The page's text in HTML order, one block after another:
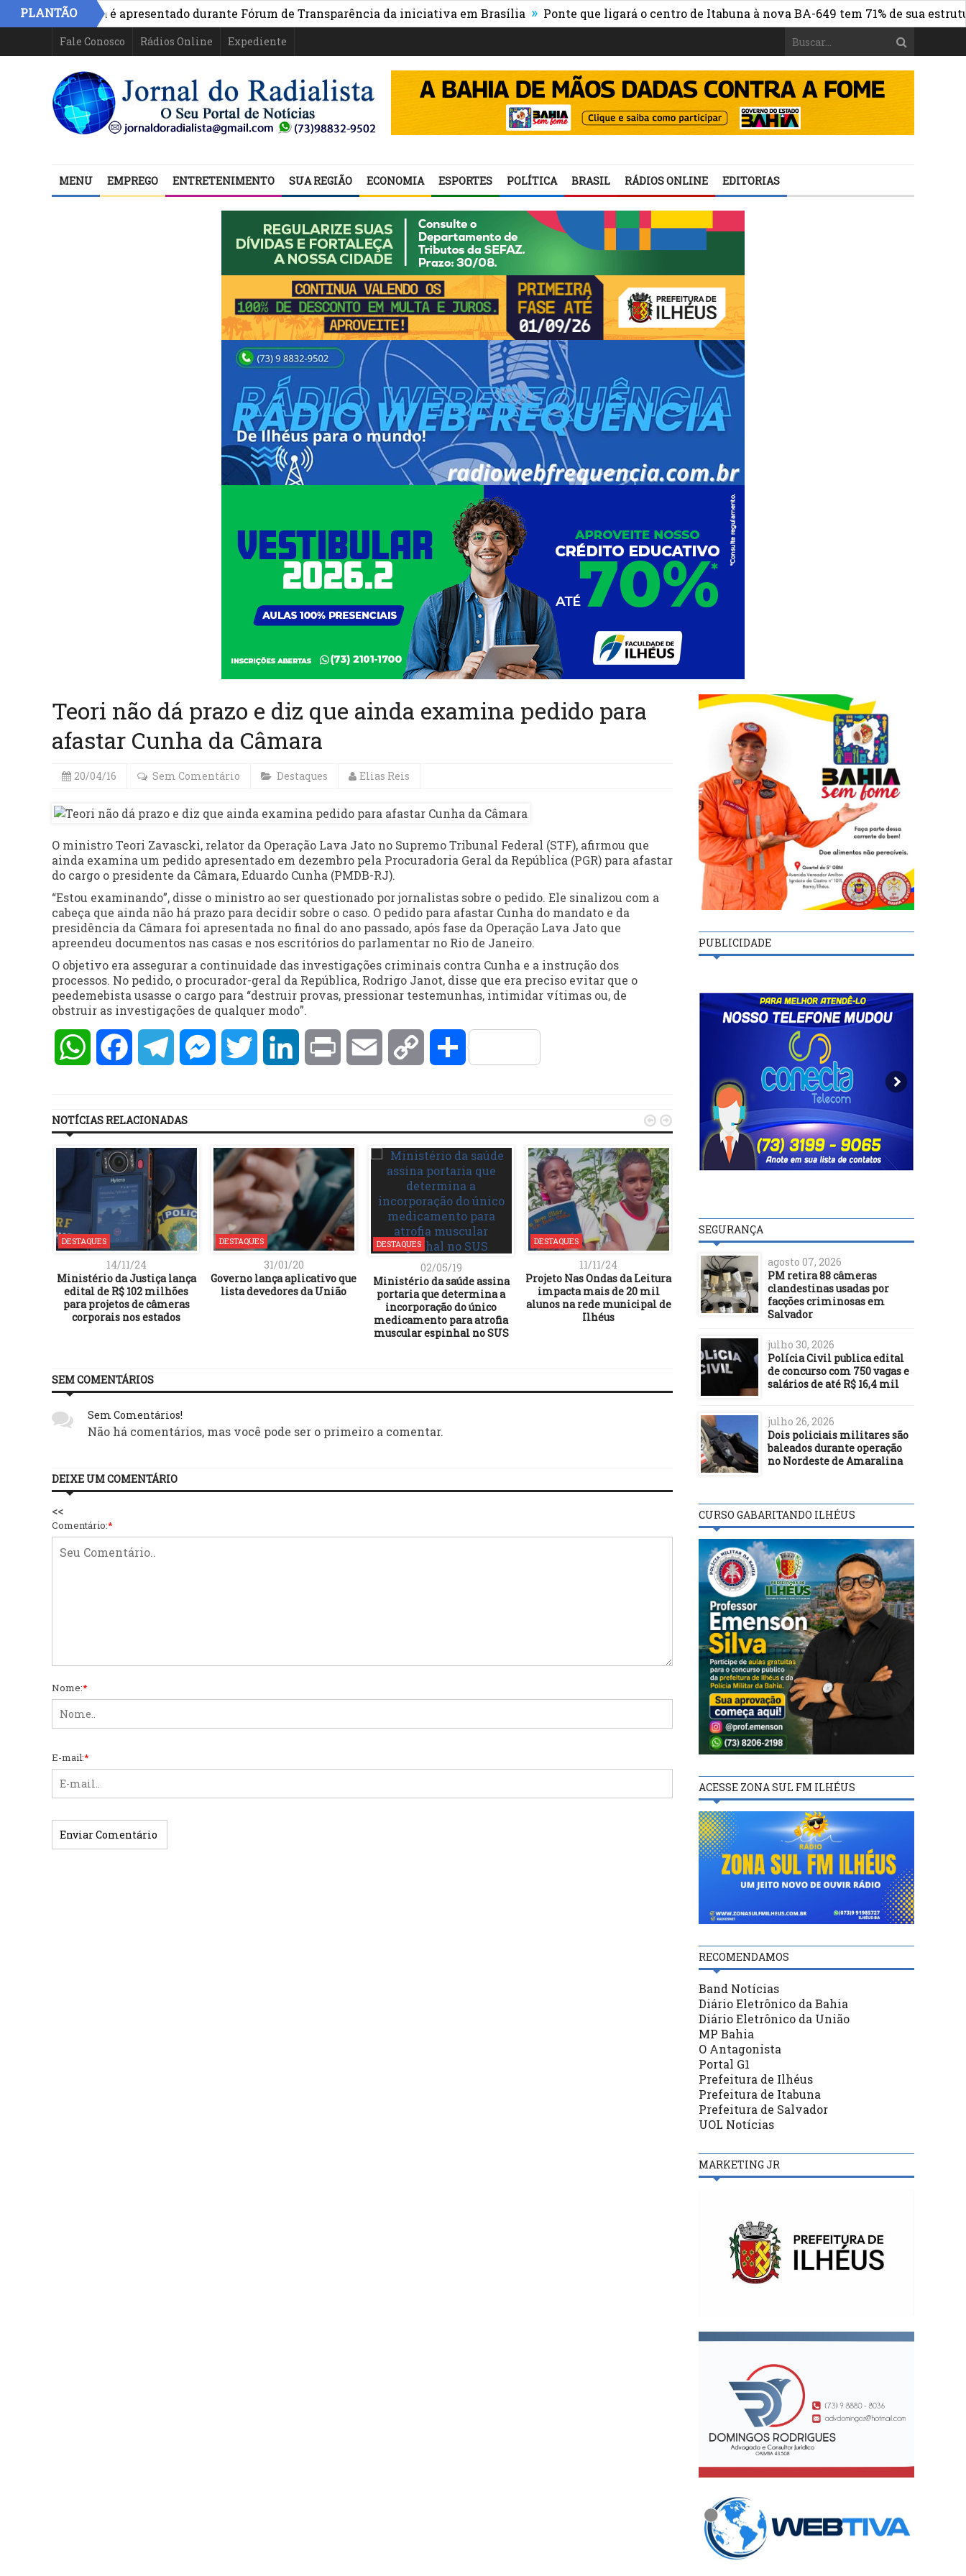
PLANTÃO
na Bahia é apresentado durante Fórum de Transparência da iniciativa em Brasília » Ponte que ligará o centro de Itabuna à nova BA-649 tem 71% de sua estrutura
Fale Conosco Rádios Online Expediente
MENU EMPREGO ENTRETENIMENTO SUA REGIÃO ECONOMIA ESPORTES POLÍTICA BRASIL RÁDIOS ONLINE EDITORIAS
Teori não dá prazo e diz que ainda examina pedido para
afastar Cunha da Câmara
20/04/16 Sem Comentário Destaques Elias Reis
O ministro Teori Zavascki, relator da Operação Lava Jato no Supremo Tribunal Federal (STF), afirmou que
ainda examina um pedido apresentado em dezembro pela Procuradoria Geral da República (PGR) para afastar
do cargo o presidente da Câmara, Eduardo Cunha (PMDB-RJ).
“Estou examinando”, disse o ministro ao ser questionado por jornalistas sobre o pedido. Ele sinalizou com a
cabeça que ainda não há prazo para decidir sobre o caso. O pedido para afastar Cunha do mandato e da
presidência da Câmara foi apresentada no final do ano passado, após fase da Operação Lava Jato que
apreendeu documentos nas casas e nos escritórios do parlamentar no Rio de Janeiro.
O objetivo era assegurar a continuidade das investigações criminais contra Cunha e a instrução dos
processos. No pedido, o procurador-geral da República, Rodrigo Janot, disse que era preciso evitar que o
peedemebista usasse o cargo para “destruir provas, pressionar testemunhas, intimidar vítimas ou, de
obstruir as investigações de qualquer modo”.
WhatsAppFacebookTelegramMessengerTwitter LinkedInPrint Email Copy Compartilhar
NOTÍCIAS RELACIONADAS
DESTAQUES
14/11/24
Ministério da Justiça lança
edital de R$ 102 milhões
para projetos de câmeras
corporais nos estados
DESTAQUES
31/01/20
Governo lança aplicativo que
lista devedores da União
DESTAQUES
02/05/19
Ministério da saúde assina
portaria que determina a
incorporação do único
medicamento para atrofia
muscular espinhal no SUS
DESTAQUES
11/11/24
Projeto Nas Ondas da Leitura
impacta mais de 20 mil
alunos na rede municipal de
Ilhéus
DESTAQUES
21/05/25
Secretaria de Infraestrutura
e Defesa Civil de Ilhéus
realiza visita técnica à
CODESAL
DESTAQUES
Com regra de
intermitente,
corre risco de ter de
 
SEM COMENTÁRIOS
Sem Comentários!
Não há comentários, mas você pode ser o primeiro a comentar.
DEIXE UM COMENTÁRIO
<<
Comentário:*
Nome:*
E-mail:*
PUBLICIDADE
SEGURANÇA
agosto 07, 2026
PM retira 88 câmeras
clandestinas usadas por
facções criminosas em
Salvador
julho 30, 2026
Polícia Civil publica edital
de concurso com 750 vagas e
salários de até R$ 16,4 mil
julho 26, 2026
Dois policiais militares são
baleados durante operação
no Nordeste de Amaralina
CURSO GABARITANDO ILHÉUS
ACESSE ZONA SUL FM ILHÉUS
RECOMENDAMOS
Band Notícias
Diário Eletrônico da Bahia
Diário Eletrônico da União
MP Bahia
O Antagonista
Portal G1
Prefeitura de Ilhéus
Prefeitura de Itabuna
Prefeitura de Salvador
UOL Notícias
MARKETING JR